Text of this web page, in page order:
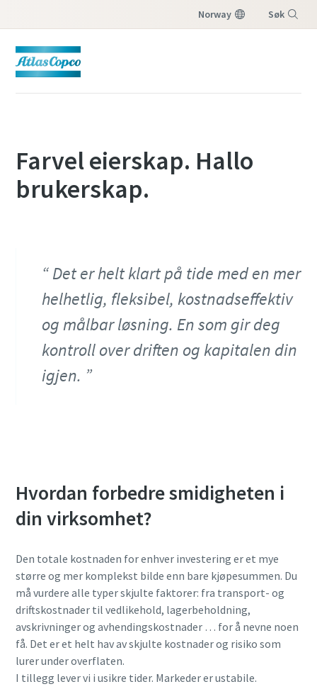
Norway Søk
Farvel eierskap. Hallo
brukerskap.
Det er helt klart på tide med en mer
helhetlig, fleksibel, kostnadseffektiv
og målbar løsning. En som gir deg
kontroll over driften og kapitalen din
igjen.
Hvordan forbedre smidigheten i
din virksomhet?
Den totale kostnaden for enhver investering er et mye
større og mer komplekst bilde enn bare kjøpesummen. Du
må vurdere alle typer skjulte faktorer: fra transport- og
driftskostnader til vedlikehold, lagerbeholdning,
avskrivninger og avhendingskostnader … for å nevne noen
få. Det er et helt hav av skjulte kostnader og risiko som
lurer under overflaten.
I tillegg lever vi i usikre tider. Markeder er ustabile.